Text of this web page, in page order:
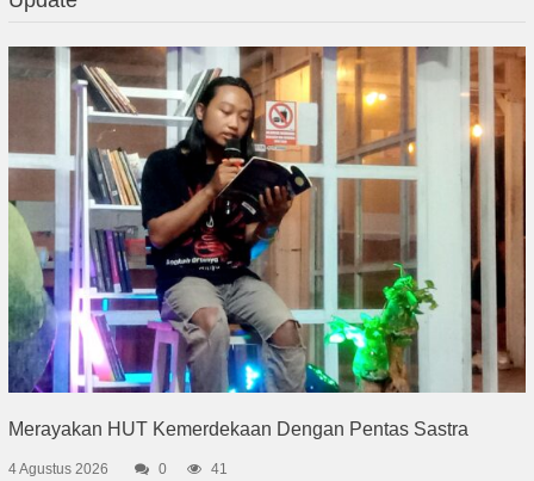
Merayakan HUT Kemerdekaan Dengan Pentas Sastra
4 Agustus 2026 0 41